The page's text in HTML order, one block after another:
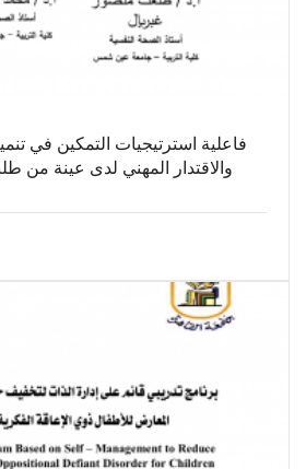
فاعلية استرتيجيات التمكين في
والاقتدار المهني لدى عينة من